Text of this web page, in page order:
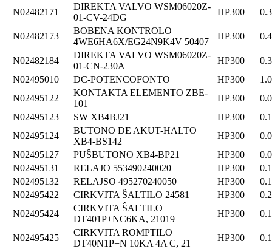
N02482171
DIREKTA VALVO WSM06020Z-
01-CV-24DG
HP300
N02482173
BOBENA KONTROLO
4WE6HA6X/EG24N9K4V 50407
HP300
N02482184
DIREKTA VALVO WSM06020Z-
01-CN-230A
HP300
N02495010
DC-POTENCOFONTO HP300
N02495122
KONTAKTA ELEMENTO ZBE-
101
HP300
N02495123
SW XB4BJ21 HP300
N02495124
BUTONO DE AKUT-HALTO
XB4-BS142
HP300
N02495127
PUŜBUTONO XB4-BP21 HP300
N02495131
RELAJO 553490240020 HP300
N02495132
RELAJSO 495270240050 HP300
N02495422
CIRKVITA ŜALTILO 24581 HP300
N02495424
CIRKVITA ŜALTILO
DT401P+NC6KA, 21019
HP300
N02495425
CIRKVITA ROMPTILO
DT40N1P+N 10KA 4A C, 21
HP300